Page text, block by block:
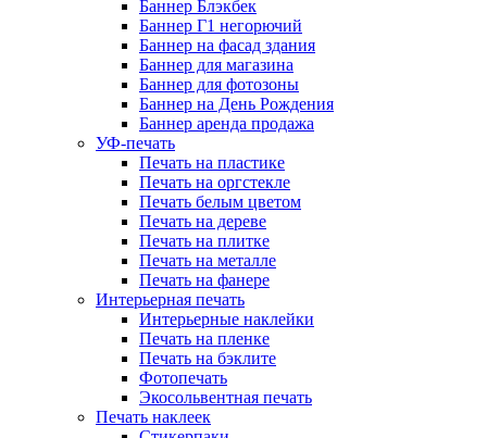
Баннер Блэкбек
Баннер Г1 негорючий
Баннер на фасад здания
Баннер для магазина
Баннер для фотозоны
Баннер на День Рождения
Баннер аренда продажа
УФ-печать
Печать на пластике
Печать на оргстекле
Печать белым цветом
Печать на дереве
Печать на плитке
Печать на металле
Печать на фанере
Интерьерная печать
Интерьерные наклейки
Печать на пленке
Печать на бэклите
Фотопечать
Экосольвентная печать
Печать наклеек